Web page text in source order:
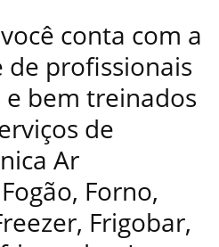
conta com a
profissionais
e bem treinados
de
Ar
Forno,
Frigobar,